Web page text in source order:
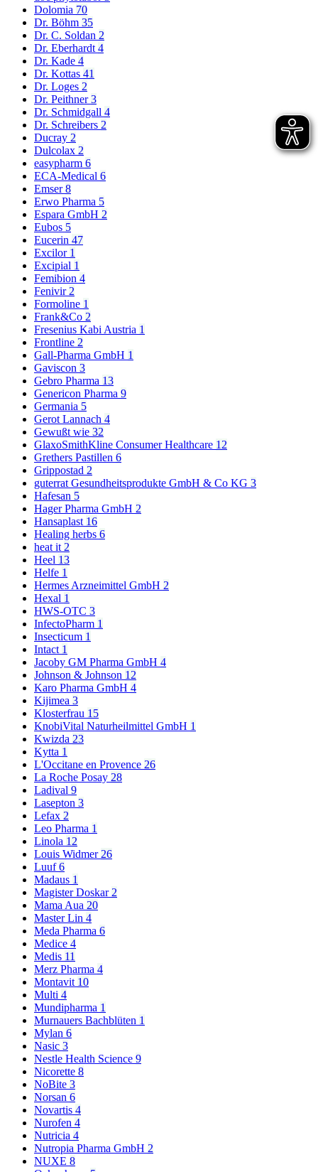
Dolomia 70
Dr. Böhm 35
Dr. C. Soldan 2
Dr. Eberhardt 4
Dr. Kade 4
Dr. Kottas 41
Dr. Loges 2
Dr. Peithner3
Dr. Schmidgall 4
Dr. Schreibers 2
Ducray 2
Dulcolax 2
easypharm 6
ECA-Medical 6
Emser8
Erwo Pharma 5
Espara GmbH 2
Eubos 5
Eucerin 47
Excilor 1
Excipial 1
Femibion 4
Fenivir 2
Formoline 1
Frank&Co 2
Fresenius Kabi Austria 1
Frontline 2
Gall-Pharma GmbH 1
Gaviscon 3
Gebro Pharma 13
Genericon Pharma 9
Germania 5
Gerot Lannach 4
Gewußt wie 32
GlaxoSmithKline Consumer Healthcare 12
Grethers Pastillen 6
Grippostad 2
guterrat Gesundheitsprodukte GmbH & Co KG 3
Hafesan 5
Hager Pharma GmbH 2
Hansaplast 16
Healing herbs 6
heat it 2
Heel 13
Helfe 1
Hermes Arzneimittel GmbH 2
Hexal 1
HWS-OTC 3
InfectoPharm 1
Insecticum 1
Intact 1
Jacoby GM Pharma GmbH 4
Johnson & Johnson 12
Karo Pharma GmbH 4
Kijimea 3
Klosterfrau 15
KnobiVital Naturheilmittel GmbH 1
Kwizda 23
Kytta 1
L'Occitane en Provence 26
La Roche Posay 28
Ladival 9
Lasepton 3
Lefax 2
Leo Pharma 1
Linola 12
Louis Widmer 26
Luuf6
Madaus 1
Magister Doskar 2
Mama Aua 20
Master Lin 4
Meda Pharma 6
Medice 4
Medis 11
Merz Pharma 4
Montavit 10
Multi 4
Mundipharma 1
Murnauers Bachblüten 1
Mylan 6
Nasic 3
Nestle Health Science 9
Nicorette 8
NoBite 3
Norsan 6
Novartis 4
Nurofen 4
Nutricia 4
Nutropia Pharma GmbH 2
NUXE 8